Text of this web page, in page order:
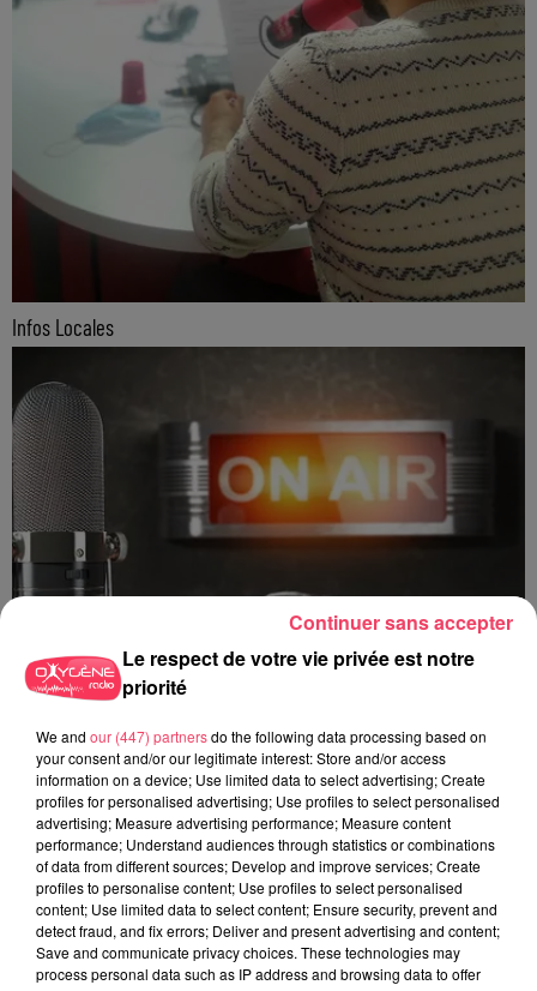
Infos Locales
Jeux Antenne
Le respect de votre vie privée est notre
priorité
We and our (447) partnersdo the following data processing based on
your consent and/or our legitimate interest: Store and/or access
information on a device; Use limited data to select advertising; Create
profiles for personalised advertising; Use profiles to select personalised
advertising; Measure advertising performance; Measure content
performance; Understand audiences through statistics or combinations
of data from different sources; Develop and improve services; Create
profiles to personalise content; Use profiles to select personalised
content; Use limited data to select content; Ensure security, prevent and
detect fraud, and fix errors; Deliver and present advertising and content;
Save and communicate privacy choices. These technologies may
process personal data such as IP address and browsing data to offer
Continuer sans accepter